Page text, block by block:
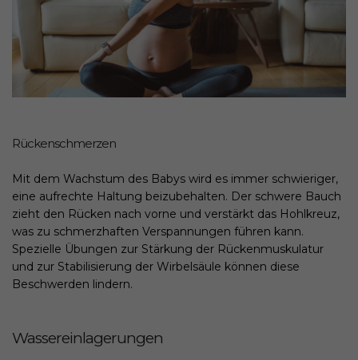
Rückenschmerzen
Mit dem Wachstum des Babys wird es immer schwieriger,
eine aufrechte Haltung beizubehalten. Der schwere Bauch
zieht den Rücken nach vorne und verstärkt das Hohlkreuz,
was zu schmerzhaften Verspannungen führen kann.
Spezielle Übungen zur Stärkung der Rückenmuskulatur
und zur Stabilisierung der Wirbelsäule können diese
Beschwerden lindern.
Wassereinlagerungen